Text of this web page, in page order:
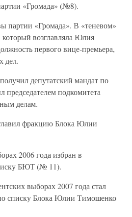
«Громада» (№8).
партии «Громада». В «теневом»
который возглавляла Юлия
первого вице-премьера,
дел.
депутатский мандат по
подкомитета
делам.
фракцию Блока Юлии
2006 года избран в
БЮТ (№ 11).
выборах 2007 года стал
списку Блока Юлии Тимошенко